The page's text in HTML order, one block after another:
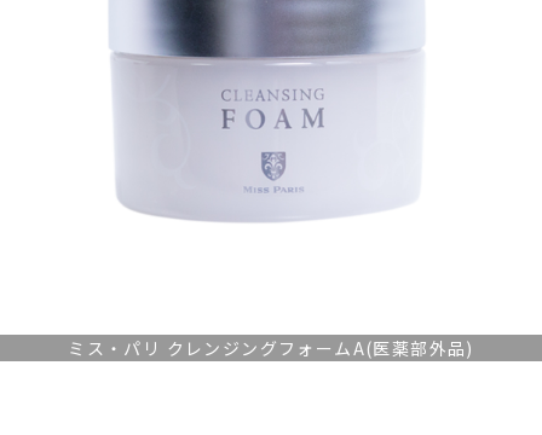
ミス・パリ クレンジングフォームA(医薬部外品)